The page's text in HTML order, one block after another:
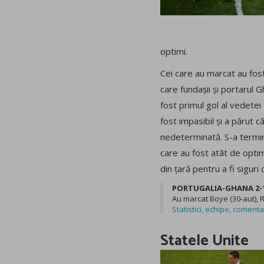
optimi.
Cei care au marcat au
care fundașii și portarul
fost primul gol al vedetei
fost impasibil și a părut
nedeterminată. S-a
care au fost atât de
din țară pentru a fi siguri
PORTUGALIA-GHANA 2-
Au marcat Boye (30-aut),
Statistici, echipe,
Statele Unite